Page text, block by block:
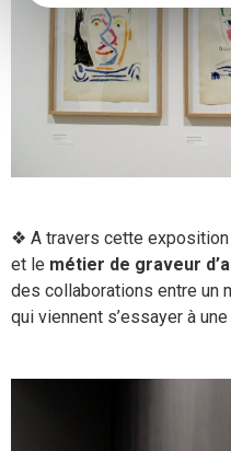
❖ A travers cette
et le métier de graveur
des collaborations entre un
qui viennent s’essayer à